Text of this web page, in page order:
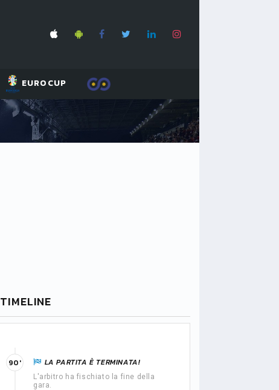
EUROCUP
TIMELINE
LA PARTITA È TERMINATA!
L'arbitro ha fischiato la fine della
gara.
90'